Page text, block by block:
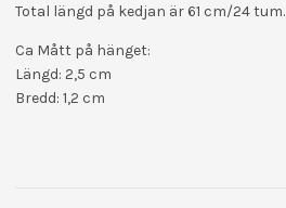
Total längd på kedjan är 61 cm/24 tum.
Ca Mått på hänget:
Längd: 2,5 cm
Bredd: 1,2 cm